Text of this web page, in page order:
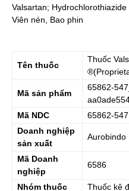
Valsartan;
Viên nén, Bao phin
Tên thuốc
Thuốc
Mã sản phẩm
65862-
Mã NDC
65862-547
Doanh nghiệp
sản xuất
Aurobindo
Mã Doanh
nghiệp
6586
Nhóm thuốc
Thuốc kê